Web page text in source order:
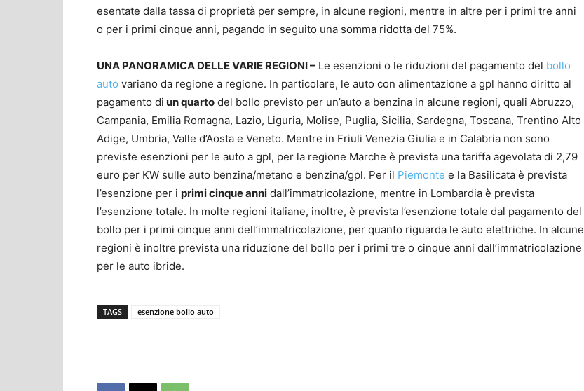
esentate dalla tassa di proprietà per sempre, in alcune regioni, mentre in altre per i primi tre anni
o per i primi cinque anni, pagando in seguito una somma ridotta del 75%.
UNA PANORAMICA DELLE VARIE REGIONI – Le esenzioni o le riduzioni del pagamento del bollo
auto variano da regione a regione. In particolare, le auto con alimentazione a gpl hanno diritto al
pagamento di un quarto del bollo previsto per un’auto a benzina in alcune regioni, quali Abruzzo,
Campania, Emilia Romagna, Lazio, Liguria, Molise, Puglia, Sicilia, Sardegna, Toscana, Trentino Alto
Adige, Umbria, Valle d’Aosta e Veneto. Mentre in Friuli Venezia Giulia e in Calabria non sono
previste esenzioni per le auto a gpl, per la regione Marche è prevista una tariffa agevolata di 2,79
euro per KW sulle auto benzina/metano e benzina/gpl. Per il Piemonte e la Basilicata è prevista
l’esenzione per i primi cinque anni dall’immatricolazione, mentre in Lombardia è prevista
l’esenzione totale. In molte regioni italiane, inoltre, è prevista l’esenzione totale dal pagamento del
bollo per i primi cinque anni dell’immatricolazione, per quanto riguarda le auto elettriche. In alcune
regioni è inoltre prevista una riduzione del bollo per i primi tre o cinque anni dall’immatricolazione
per le auto ibride.
TAGS esenzione bollo auto